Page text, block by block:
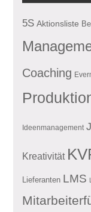
5S Aktionsliste
Coaching
Ideenmanagement
Kreativität
Lieferanten LMS